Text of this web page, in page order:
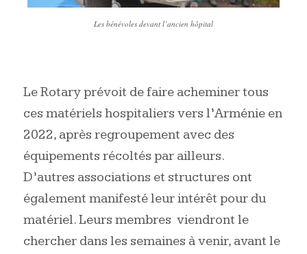
Les bénévoles devant l’ancien hôpital
Le Rotary prévoit de faire acheminer tous
ces matériels hospitaliers vers l’Arménie en
2022, après regroupement avec des
équipements récoltés par ailleurs.
D’autres associations et structures ont
également manifesté leur intérêt pour du
matériel. Leurs membres viendront le
chercher dans les semaines à venir, avant le